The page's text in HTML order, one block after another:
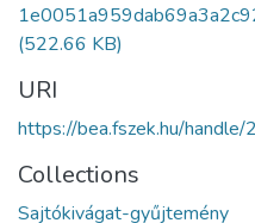
(522.66 KB)
URI
https://bea.fszek.hu/
Collections
Sajtókivágat-gyűjtemény